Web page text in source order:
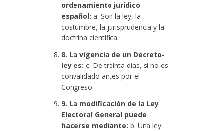
ordenamiento jurídico
español: a. Son la ley, la
costumbre, la jurisprudencia y la
doctrina científica.
8. La vigencia de un Decreto-
ley es: c. De treinta días, si no es
convalidado antes por el
Congreso.
9. La modificación de la Ley
Electoral General puede
hacerse mediante: b. Una ley